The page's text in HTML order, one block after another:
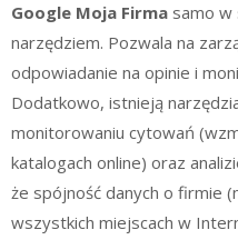
Google Moja Firma samo w
narzędziem. Pozwala na
odpowiadanie na opinie i
Dodatkowo, istnieją
monitorowaniu cytowań
katalogach online) oraz
że spójność danych o firmie
wszystkich miejscach w